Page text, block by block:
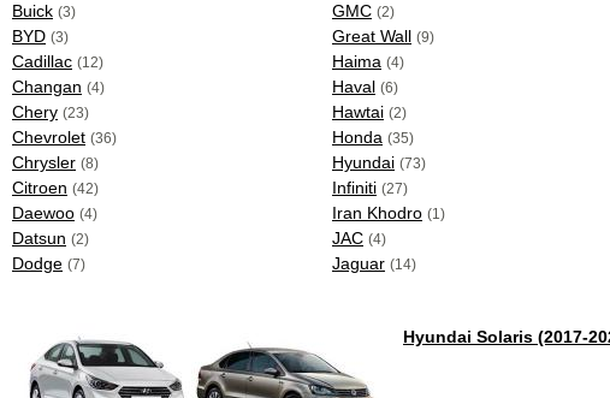
Buick (3)
BYD (3)
Cadillac (12)
Changan (4)
Chery (23)
Chevrolet (36)
Chrysler (8)
Citroen (42)
Daewoo (4)
Datsun (2)
Dodge (7)
GMC (2)
Great Wall (9)
Haima (4)
Haval (6)
Hawtai (2)
Honda (35)
Hyundai (73)
Infiniti (27)
Iran Khodro (1)
JAC (4)
Jaguar (14)
Hyundai Solaris (2017-